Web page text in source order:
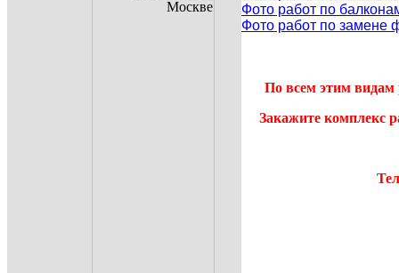
Фото работ по
Фото работ по замене
По всем этим видам
Закажите комплекс